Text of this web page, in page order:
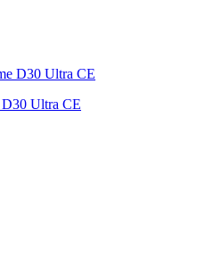
Ultra CE